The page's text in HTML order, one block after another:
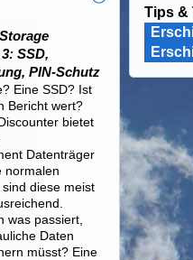
Tips &
SSD,
PIN-Schutz
Eine SSD? Ist
Bericht wert?
bietet
Datenträger
normalen
diese meist
was passiert,
Daten
müsst? Eine